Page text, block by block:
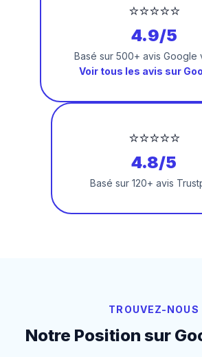
⭐⭐⭐⭐⭐
4.9/5
Basé sur 500+ avis Google
Voir tous les avis sur
⭐⭐⭐⭐⭐
4.8/5
Basé sur 120+ avis
TROUVEZ-NOUS
Notre Position sur